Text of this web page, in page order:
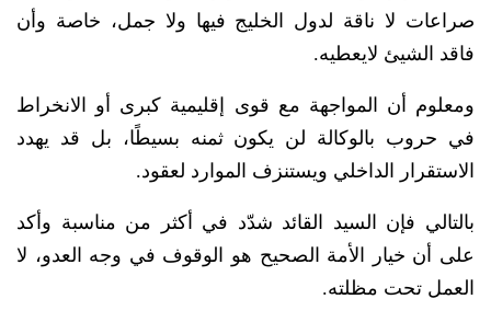
صراعات لا ناقة لدول الخليج فيها ولا جمل، خاصة وأن
فاقد الشيئ لايعطيه.
ومعلوم أن المواجهة مع قوى إقليمية كبرى أو الانخراط
في حروب بالوكالة لن يكون ثمنه بسيطًا، بل قد يهدد
الاستقرار الداخلي ويستنزف الموارد لعقود.
بالتالي فإن السيد القائد شدّد في أكثر من مناسبة وأكد
على أن خيار الأمة الصحيح هو الوقوف في وجه العدو، لا
العمل تحت مظلته.